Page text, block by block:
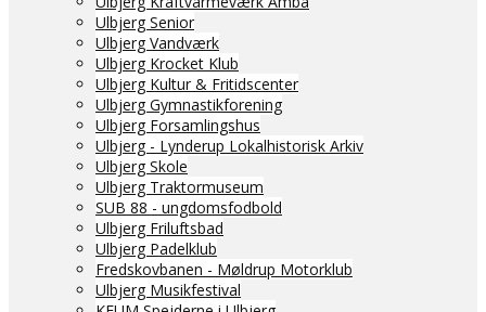
Ulbjerg Senior
Ulbjerg Vandværk
Ulbjerg Krocket Klub
Ulbjerg Kultur & Fritidscenter
Ulbjerg Gymnastikforening
Ulbjerg Forsamlingshus
Ulbjerg - Lynderup Lokalhistorisk Arkiv
Ulbjerg Skole
Ulbjerg Traktormuseum
SUB 88 - ungdomsfodbold
Ulbjerg Friluftsbad
Ulbjerg Padelklub
Fredskovbanen - Møldrup Motorklub
Ulbjerg Musikfestival